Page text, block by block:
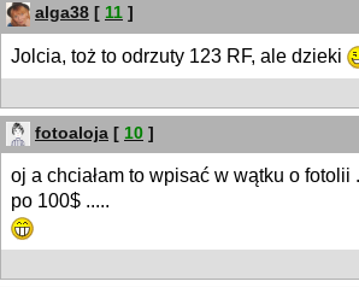
alga38 [ 11 ]
Jolcia, toż to odrzuty 123 RF, ale dzieki
fotoaloja [ 10 ]
oj a chciałam to wpisać w wątku o fotolii
po 100$ .....